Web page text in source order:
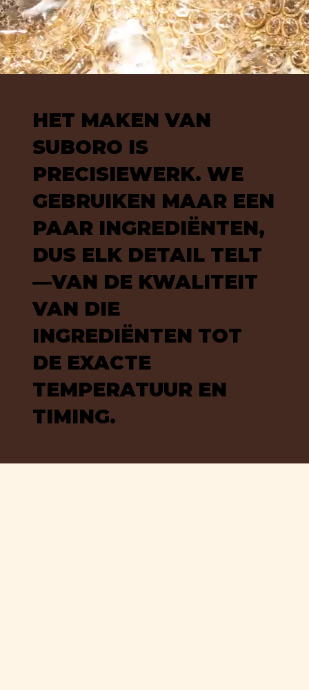
HET MAKEN VAN
SUBORO IS
PRECISIEWERK. WE
GEBRUIKEN MAAR EEN
PAAR INGREDIËNTEN,
DUS ELK DETAIL TELT
—VAN DE KWALITEIT
VAN DIE
INGREDIËNTEN TOT
DE EXACTE
TEMPERATUUR EN
TIMING.